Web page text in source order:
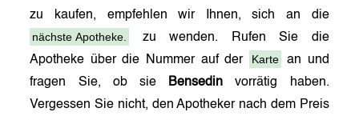
zu kaufen, empfehlen wir Ihnen, sich an die
nächste Apotheke.
zu wenden. Rufen Sie die
Apotheke über die Nummer auf der
Karte
an und
fragen Sie, ob sie
Bensedin vorrätig haben.
Vergessen Sie nicht, den Apotheker nach dem Preis